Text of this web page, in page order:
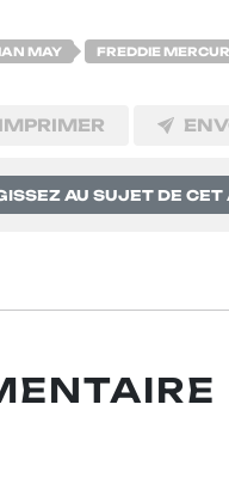
MAY FREDDIE
IMPRIMER
AU SUJET DE CET